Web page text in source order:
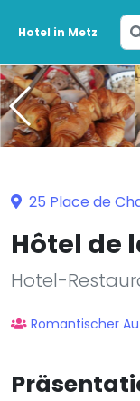
Hotel in Metz
25 Place de
Hôtel de
Hotel-
Romantischer